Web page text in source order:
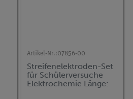
Artikel-Nr.:07856-00
Streifenelektroden-Set
für Schülerversuche
Elektrochemie Länge: